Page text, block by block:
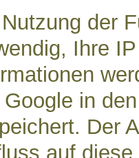
der
Ihre
in
Der
auf